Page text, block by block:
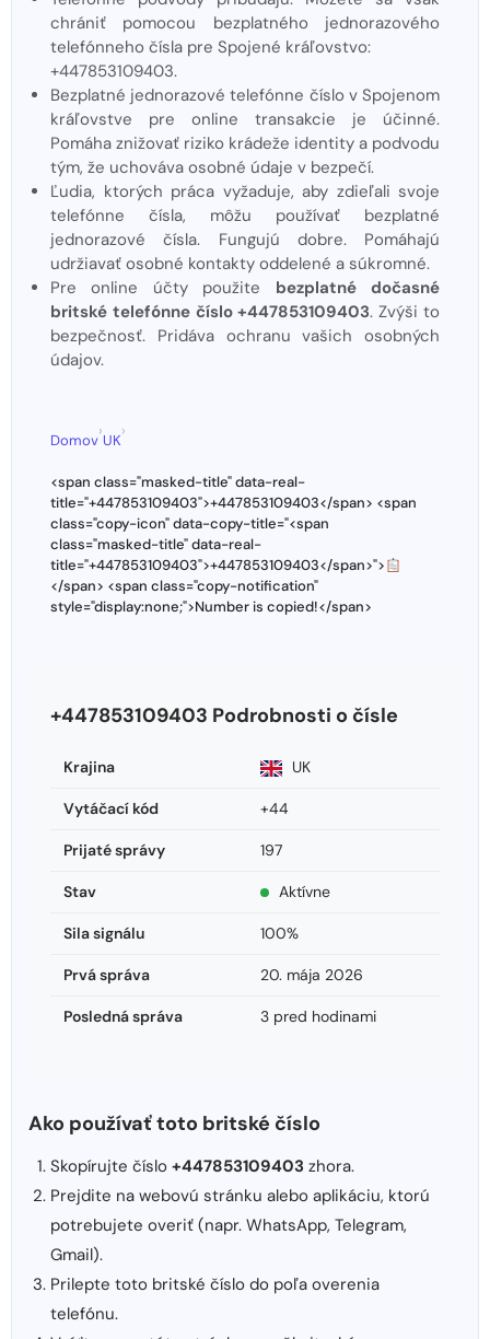
chrániť pomocou bezplatného jednorazového
telefónneho čísla pre Spojené kráľovstvo:
+447853109403.
Bezplatné jednorazové telefónne číslo v Spojenom
kráľovstve pre online transakcie je účinné.
Pomáha znižovať riziko krádeže identity a podvodu
tým, že uchováva osobné údaje v bezpečí.
Ľudia, ktorých práca vyžaduje, aby zdieľali svoje
telefónne čísla, môžu používať bezplatné
jednorazové čísla. Fungujú dobre. Pomáhajú
udržiavať osobné kontakty oddelené a súkromné.
Pre online účty použite bezplatné dočasné
britské telefónne číslo +447853109403. Zvýši to
bezpečnosť. Pridáva ochranu vašich osobných
údajov.
Domov
›
UK
›
<span class="masked-title" data-real-
title="+447853109403">+447853109403</span> <span
class="copy-icon" data-copy-title="<span
class="masked-title" data-real-
title="+447853109403">+447853109403</span>">
</span> <span class="copy-notification"
style="display:none;">Number is copied!</span>
+447853109403 Podrobnosti o čísle
Krajina UK
Vytáčací kód +44
Prijaté správy 197
Stav Aktívne
Sila signálu 100%
Prvá správa 20. mája 2026
Posledná správa 3 pred hodinami
Ako používať toto britské číslo
Skopírujte číslo +447853109403 zhora.
Prejdite na webovú stránku alebo aplikáciu, ktorú
potrebujete overiť (napr. WhatsApp, Telegram,
Gmail).
Prilepte toto britské číslo do poľa overenia
telefónu.